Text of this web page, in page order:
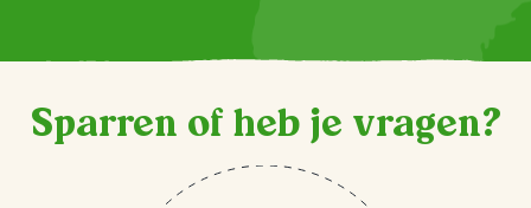
Sparren of heb je vragen?